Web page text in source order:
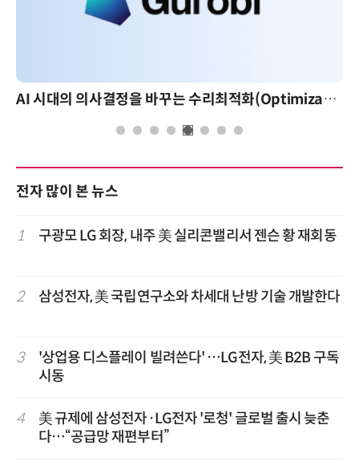
AI 시대의 의사결정을 바꾸는 수리최적화(Optimization): 실제 산업 적용 사례와 활용 전략
전자 많이 본 뉴스
1 구광모 LG 회장, 내주 美 실리콘밸리서 젠슨 황 재회동
2 삼성전자, 美 국립연구소와 차세대 난방 기술 개발한다
3
'상업용 디스플레이 빌려쓴다' …LG전자, 美 B2B 구독
시동
4
美 규제에 삼성전자·LG전자 '로청' 글로벌 출시 늦춘
다…“공급망 재편부터”